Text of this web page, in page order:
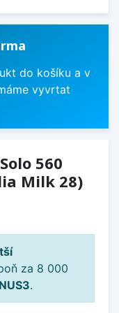
do košíku a v
vyvrtat
560
Milk 28)
za 8 000
.